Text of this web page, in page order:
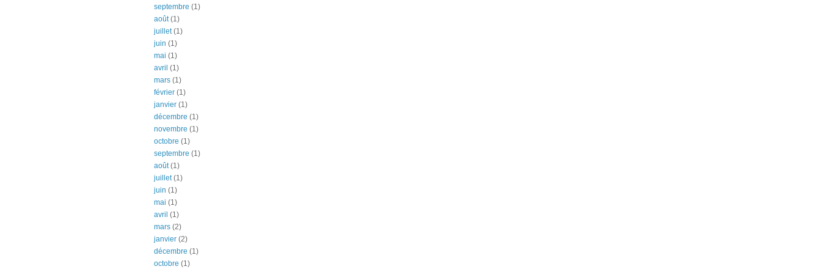
septembre (1)
août(1)
juillet(1)
juin (1)
mai (1)
avril (1)
mars (1)
février (1)
janvier (1)
décembre (1)
novembre (1)
octobre (1)
septembre (1)
août(1)
juillet(1)
juin (1)
mai (1)
avril (1)
mars (2)
janvier (2)
décembre (1)
octobre (1)